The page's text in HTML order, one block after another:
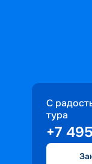
С
тура
+7